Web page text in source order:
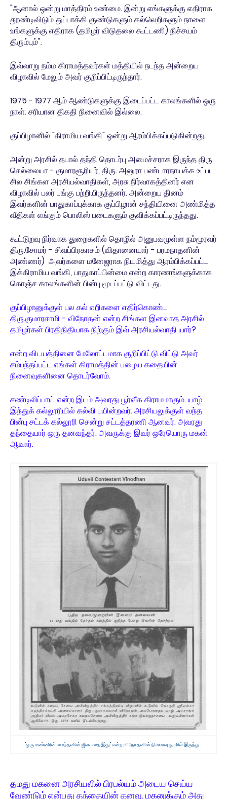
"ஆனால் ஒன்று மாத்திரம் உண்மை. இன்று எங்களுக்கு எதிராக
தூண்டிவிடும் துப்பாக்கி குண்டுகளும் கல்லெறிகளும் நாளை
உங்களுக்கு எதிராக (தமிழர் விடுதலை கூட்டணி) நிச்சயம்
திரும்பும்".
இவ்வாறு நம்ம கிராமத்தவர்கள் மத்தியில் நடந்த அன்றைய
விழாவில் மேலும் அவர் குறிப்பிட்டிருந்தார்.
1975 - 1977 ஆம் ஆண்டுகளுக்கு இடைப்பட்ட காலங்களில் ஒரு
நாள். சரியான திகதி நினைவில் இல்லை.
குப்பிழானில் "கிராமிய வங்கி" ஒன்று ஆரம்பிக்கப்படுகின்றது.
அன்று அரசில் தபால் தந்தி தொடர்பு அமைச்சராக இருந்த திரு
செல்லையா - குமாரசூரியர், திரு. அனுரா பண்டாரநாயக்க உட்பட
சில சிங்கள அரசியல்வாதிகள், அரசு நிர்வாகத்தினர் என
விழாவில் பலர் பங்கு பற்றியிருந்தனர். அன்றைய தினம்
இவர்களின் பாதுகாப்புக்காக குப்பிழான் சந்தியினை அண்மித்த
வீதிகள் எங்கும் பொலிஸ் படைகளும் குவிக்கப்பட்டிருந்தது.
கூட்டுறவு நிர்வாக துறைகளில் தொழில் அனுபவமுள்ள நம்மூரவர்
திரு.சோமர் - சிவப்பிரகாசம் (விதானையார் - பரமநாதனின்
அண்ணர்) அவர்களை மனேஜராக நியமித்து ஆரம்பிக்கப்பட்ட
இக்கிராமிய வங்கி, பாதுகாப்பின்மை என்ற காரணங்களுக்காக
கொஞ்ச காலங்களின் பின்பு மூடப்பட்டு விட்டது.
குப்பிழானுக்குள் பல கல் எறிகளை எதிர்கொண்ட
திரு.குமாரசாமி - விநோதன் என்ற சிங்கள இனவாத அரசில்
தமிழர்கள் பிரதிநிதியாக நிற்கும் இவ் அரசியல்வாதி யார்?
என்ற விடயத்தினை மேலோட்டமாக குறிப்பிட்டு விட்டு அவர்
சம்பந்தப்பட்ட எங்கள் கிராமத்தின் பழைய கதையின்
நினைவுகளினை தொடர்வோம்.
சண்டிலிப்பாய் என்ற இடம் அவரது பூர்வீக கிராமமாகும். யாழ்
இந்துக் கல்லூரியில் கல்வி பயின்றவர். அரசியலுக்குள் வந்த
பின்பு சட்டக் கல்லூரி சென்று சட்டத்தரணி ஆனவர். அவரது
தந்தையார் ஒரு தனவந்தர். அவருக்கு இவர் ஒரேயொரு மகன்
ஆவார்.
"ஒரு மண்ணின் மைந்தனின் ஜீவகதை இது" என்ற விநோதனின் நினைவு நூலில் இருந்து...
தமது மகனை அரசியலில் பிரபல்யம் அடைய செய்ய
வேண்டும் என்பது தந்தையின் கனவு. மகனுக்கும் அது